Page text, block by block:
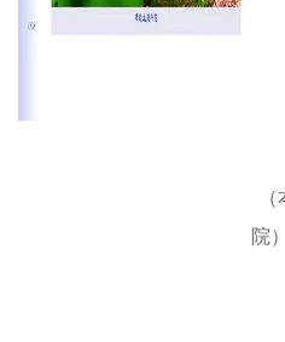
（本文来源：
院）